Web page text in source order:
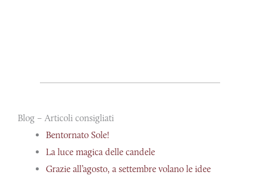
Blog – Articoli consigliati
Bentornato Sole!
La luce magica delle candele
Grazie all’agosto, a settembre volano le idee